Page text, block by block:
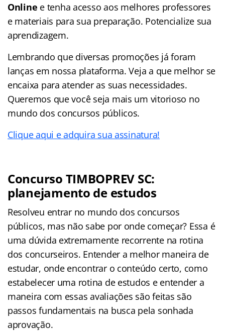
Online e tenha acesso aos melhores professores
e materiais para sua preparação. Potencialize sua
aprendizagem.
Lembrando que diversas promoções já foram
lanças em nossa plataforma. Veja a que melhor se
encaixa para atender as suas necessidades.
Queremos que você seja mais um vitorioso no
mundo dos concursos públicos.
Clique aqui e adquira sua assinatura!
Concurso TIMBOPREV SC:
planejamento de estudos
Resolveu entrar no mundo dos concursos
públicos, mas não sabe por onde começar? Essa é
uma dúvida extremamente recorrente na rotina
dos concurseiros. Entender a melhor maneira de
estudar, onde encontrar o conteúdo certo, como
estabelecer uma rotina de estudos e entender a
maneira com essas avaliações são feitas são
passos fundamentais na busca pela sonhada
aprovação.